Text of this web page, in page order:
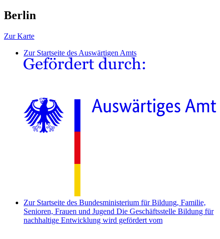
Berlin
Zur Karte
Zur Startseite des Auswärtigen Amts
Zur Startseite des Bundesministerium für Bildung, Familie,
Senioren, Frauen und Jugend Die Geschäftsstelle Bildung für
nachhaltige Entwicklung wird gefördert vom